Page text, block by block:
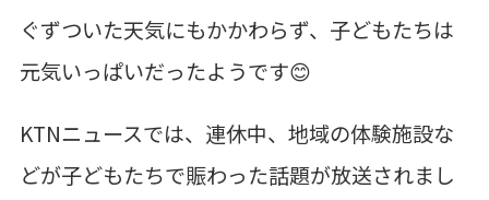
ぐずついた天気にもかかわらず、子どもたちは
元気いっぱいだったようです😊
KTNニュースでは、 連休中、 地域の体験施設な
どが子どもたちで賑わった話題が放送されまし